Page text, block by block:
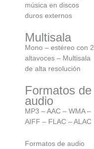
música en discos
duros externos
Multisala
Mono – estéreo con 2
altavoces – Multisala
de alta resolución
Formatos de
audio
MP3 – AAC – WMA –
AIFF – FLAC – ALAC
Formatos de audio